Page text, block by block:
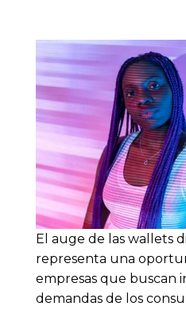
El auge de las wallets
representa una
empresas que buscan
demandas de los